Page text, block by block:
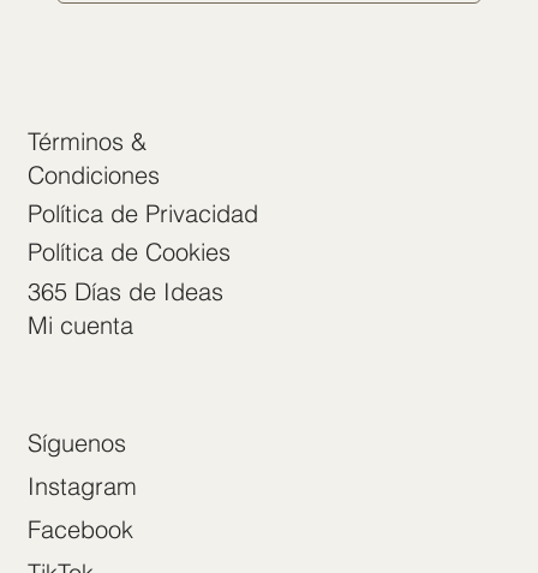
Términos &
Condiciones
Política de Privacidad
Política de Cookies
Mi cuenta
365 Días de Ideas
Síguenos
Instagram
Facebook